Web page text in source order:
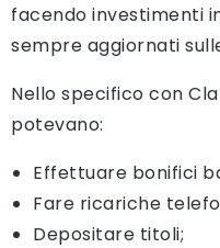
facendo investimenti
sempre aggiornati
Nello specifico con
potevano:
Effettuare bonifici
Fare ricariche
Depositare titoli;